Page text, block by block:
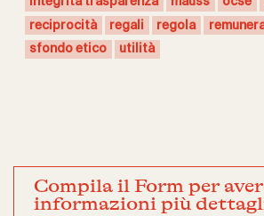
reciprocità
regali regola
sfondo etico
utilità
Compila il Form per
informazioni più